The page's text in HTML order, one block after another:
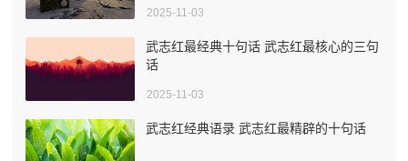
2025-11-03
武志红最经典十句话 武志红最核心的三句
话
2025-11-03
武志红经典语录 武志红最精辟的十句话